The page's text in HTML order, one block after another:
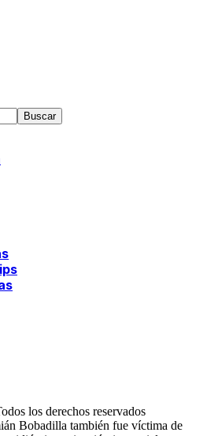
los derechos reservados
Bobadilla también fue víctima de